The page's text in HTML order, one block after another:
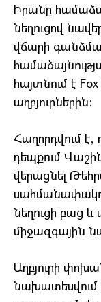
Իրանը
նեղուցով
վճարի
հայտնում է Fox
աղբյուրներին։
Հաղորդվում
դեպքում
վերացնել
նեղուցի բաց
միջազգային
Աղբյուրի
նախատեսվում